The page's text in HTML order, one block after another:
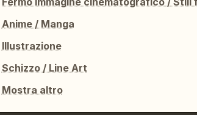
Anime / Manga
Illustrazione
Schizzo / Line Art
Mostra altro